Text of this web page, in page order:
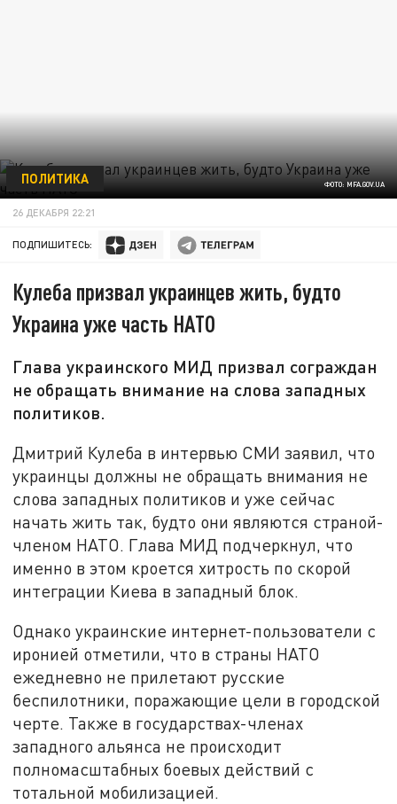
ФОТО: MFA.GOV.UA
ПОЛИТИКА
26 ДЕКАБРЯ 22:21
ПОДПИШИТЕСЬ:
Кулеба призвал украинцев жить, будто
Украина уже часть НАТО
Глава украинского МИД призвал сограждан
не обращать внимание на слова западных
политиков.
Дмитрий Кулеба в интервью СМИ заявил, что
украинцы должны не обращать внимания не
слова западных политиков и уже сейчас
начать жить так, будто они являются страной-
членом НАТО. Глава МИД подчеркнул, что
именно в этом кроется хитрость по скорой
интеграции Киева в западный блок.
Однако украинские интернет-пользователи с
иронией отметили, что в страны НАТО
ежедневно не прилетают русские
беспилотники, поражающие цели в городской
черте. Также в государствах-членах
западного альянса не происходит
полномасштабных боевых действий с
тотальной мобилизацией.